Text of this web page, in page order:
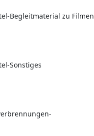
Begleitmaterial zu Filmen
Sonstiges